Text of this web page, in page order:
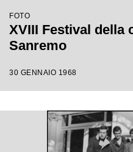
FOTO
XVIII Festival della
Sanremo
30 GENNAIO 1968